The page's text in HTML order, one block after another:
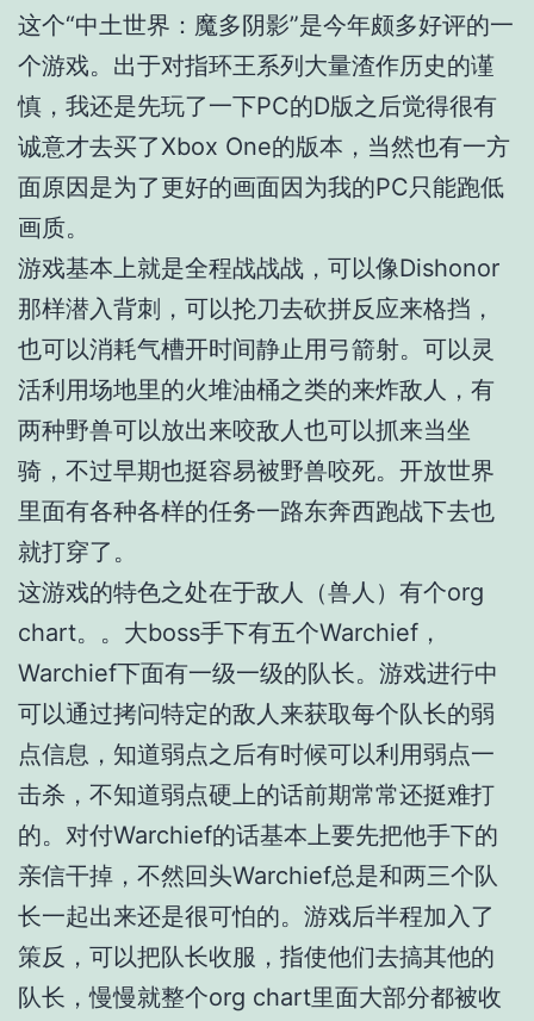
这个“中土世界：魔多阴影”是今年颇多好评的一
个游戏。出于对指环王系列大量渣作历史的谨
慎，我还是先玩了一下PC的D版之后觉得很有
诚意才去买了Xbox One的版本，当然也有一方
面原因是为了更好的画面因为我的PC只能跑低
画质。
游戏基本上就是全程战战战，可以像Dishonor
那样潜入背刺，可以抡刀去砍拼反应来格挡，
也可以消耗气槽开时间静止用弓箭射。可以灵
活利用场地里的火堆油桶之类的来炸敌人，有
两种野兽可以放出来咬敌人也可以抓来当坐
骑，不过早期也挺容易被野兽咬死。开放世界
里面有各种各样的任务一路东奔西跑战下去也
就打穿了。
这游戏的特色之处在于敌人（兽人）有个org
chart。。大boss手下有五个Warchief，
Warchief下面有一级一级的队长。游戏进行中
可以通过拷问特定的敌人来获取每个队长的弱
点信息，知道弱点之后有时候可以利用弱点一
击杀，不知道弱点硬上的话前期常常还挺难打
的。对付Warchief的话基本上要先把他手下的
亲信干掉，不然回头Warchief总是和两三个队
长一起出来还是很可怕的。游戏后半程加入了
策反，可以把队长收服，指使他们去搞其他的
队长，慢慢就整个org chart里面大部分都被收